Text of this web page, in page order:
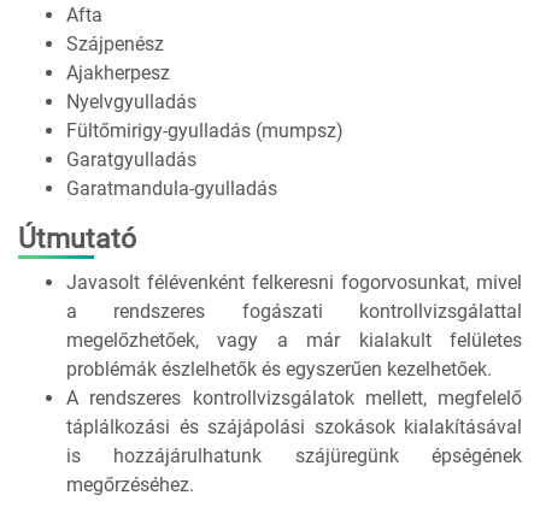
Afta
Szájpenész
Ajakherpesz
Nyelvgyulladás
Fültőmirigy-gyulladás (mumpsz)
Garatgyulladás
Garatmandula-gyulladás
Útmutató
Javasolt félévenként felkeresni fogorvosunkat, mivel
a rendszeres fogászati kontrollvizsgálattal
megelőzhetőek, vagy a már kialakult felületes
problémák észlelhetők és egyszerűen kezelhetőek.
A rendszeres kontrollvizsgálatok mellett, megfelelő
táplálkozási és szájápolási szokások kialakításával
is hozzájárulhatunk szájüregünk épségének
megőrzéséhez.